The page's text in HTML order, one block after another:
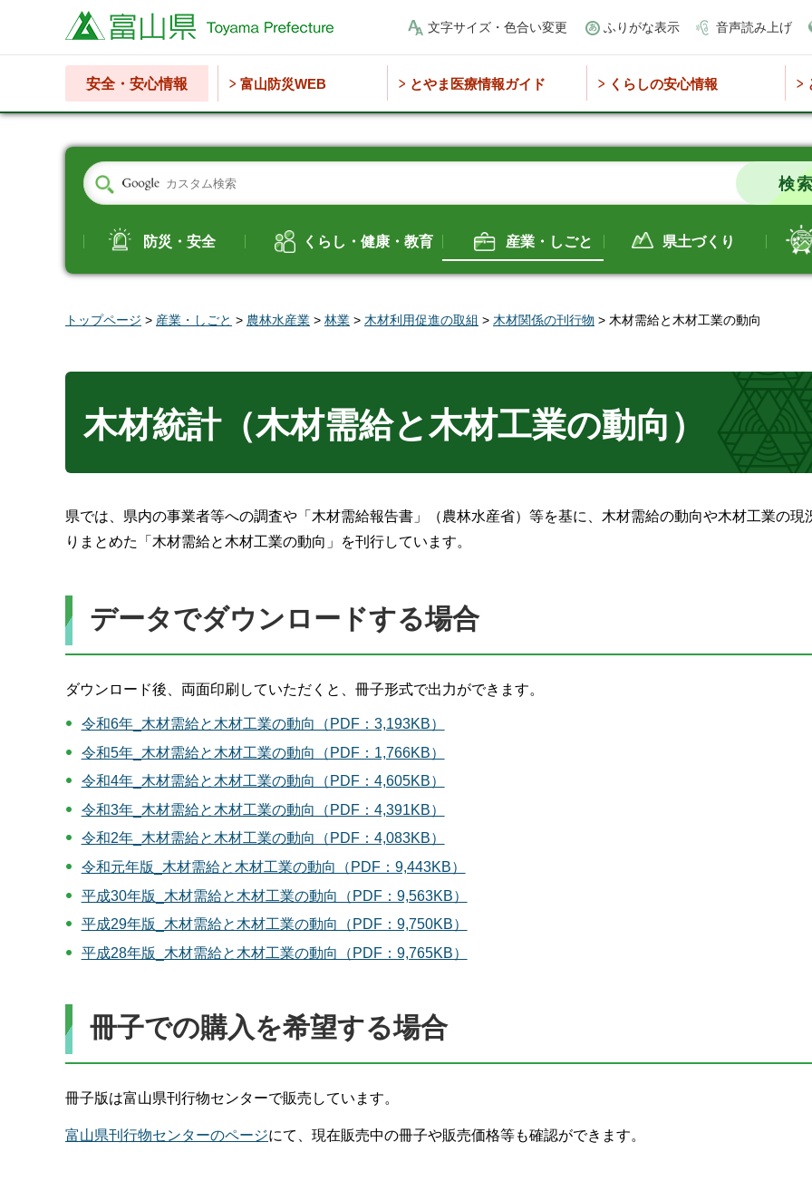
富山県 文字サイズ・色合い変更 ふりがな表示 音声読み上げ
安全・安心情報 富山防災WEB とやま医療情報ガイド くらしの安心情報
防災・安全 くらし・健康・教育 産業・しごと 県土づくり
トップページ > 産業・しごと > 農林水産業 > 林業 > 木材利用促進の取組 > 木材関係の刊行物 > 木材需給と木材工業の動向
木材統計（木材需給と木材工業の動向）
県では、県内の事業者等への調査や「木材需給報告書」（農林水産省）等を基に、木材需給の動向や木材工業の現
りまとめた「木材需給と木材工業の動向」を刊行しています。
データでダウンロードする場合
ダウンロード後、両面印刷していただくと、冊子形式で出力ができます。
令和6年_木材需給と木材工業の動向（PDF：3,193KB）
令和5年_木材需給と木材工業の動向（PDF：1,766KB）
令和4年_木材需給と木材工業の動向（PDF：4,605KB）
令和3年_木材需給と木材工業の動向（PDF：4,391KB）
令和2年_木材需給と木材工業の動向（PDF：4,083KB）
令和元年版_木材需給と木材工業の動向（PDF：9,443KB）
平成30年版_木材需給と木材工業の動向（PDF：9,563KB）
平成29年版_木材需給と木材工業の動向（PDF：9,750KB）
平成28年版_木材需給と木材工業の動向（PDF：9,765KB）
冊子での購入を希望する場合
冊子版は富山県刊行物センターで販売しています。
富山県刊行物センターのページにて、現在販売中の冊子や販売価格等も確認ができます。